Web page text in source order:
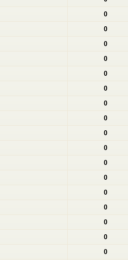
0
0
0
0
0
0
0
0
0
0
0
0
0
0
0
0
0